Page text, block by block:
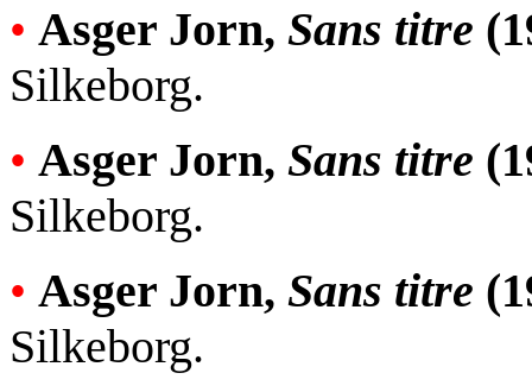
• Asger Jorn, Sans titre
Silkeborg.
• Asger Jorn, Sans titre
Silkeborg.
• Asger Jorn, Sans titre
Silkeborg.